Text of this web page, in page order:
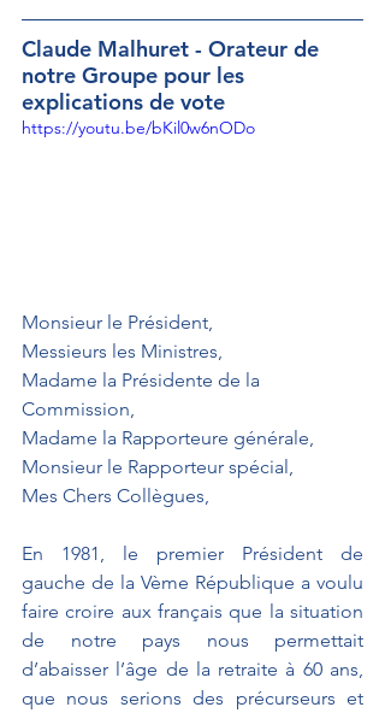
Claude Malhuret - Orateur de
notre Groupe pour les
explications de vote
https://youtu.be/bKil0w6nODo
Monsieur le Président,
Messieurs les Ministres,
Madame la Présidente de la
Commission,
Madame la Rapporteure générale,
Monsieur le Rapporteur spécial,
Mes Chers Collègues,
En 1981, le premier Président de
gauche de la Vème République a voulu
faire croire aux français que la situation
de notre pays nous permettait
d’abaisser l’âge de la retraite à 60 ans,
que nous serions des précurseurs et